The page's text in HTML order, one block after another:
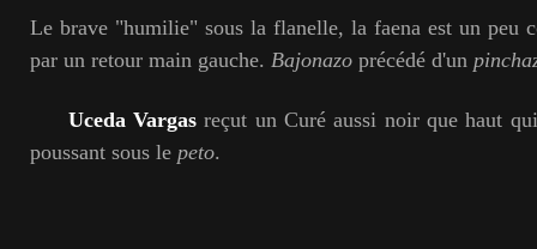
Le brave "humilie" sous la flanelle, la faena est un peu
par un retour main gauche. Bajonazo précédé d'un
Uceda Vargas reçut un Curé aussi noir que haut
poussant sous le peto.